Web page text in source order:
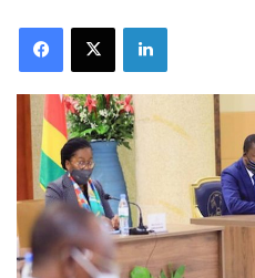
FacebookX Linkedin